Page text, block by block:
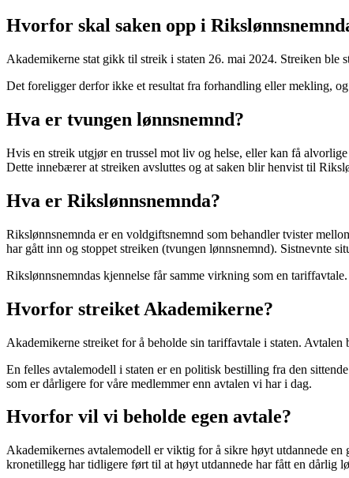
Hvorfor skal saken opp i
Akademikerne stat gikk til streik i staten 26. mai 2024. Streiken ble
Det foreligger derfor ikke et resultat fra forhandling eller mekling,
Hva er tvungen lønnsnemnd?
Hvis en streik utgjør en trussel mot liv og helse, eller kan få
Dette innebærer at streiken avsluttes og at saken blir henvist til
Hva er Rikslønnsnemnda?
Rikslønnsnemnda er en voldgiftsnemnd som behandler tvister
har gått inn og stoppet streiken (tvungen lønnsnemnd). Sistnevnte
Rikslønnsnemndas kjennelse får samme virkning som en
Hvorfor streiket Akademikerne?
Akademikerne streiket for å beholde sin tariffavtale i staten.
En felles avtalemodell i staten er en politisk bestilling fra den
som er dårligere for våre medlemmer enn avtalen vi har i dag.
Hvorfor vil vi beholde egen avtale?
Akademikernes avtalemodell er viktig for å sikre høyt utdannede
kronetillegg har tidligere ført til at høyt utdannede har fått en dårlig